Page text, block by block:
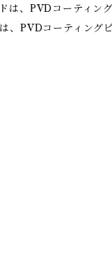
は、PVDコーティン
、PVDコーティング